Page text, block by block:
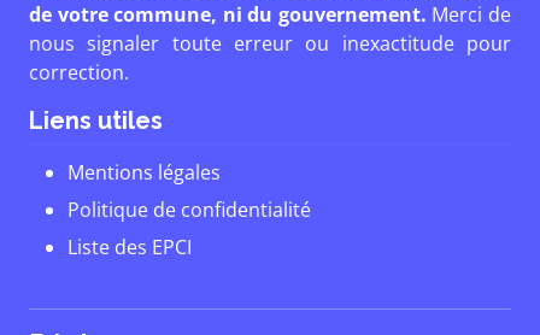
de votre commune, ni du gouvernement. Merci de
nous signaler toute erreur ou inexactitude pour
correction.
Liens utiles
Mentions légales
Politique de confidentialité
Liste des EPCI